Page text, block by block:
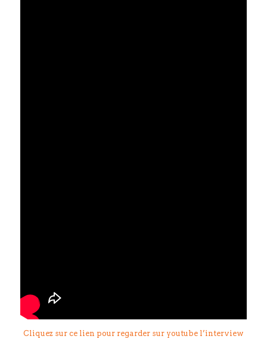
Cliquez sur ce lien pour regarder sur youtube l’interview